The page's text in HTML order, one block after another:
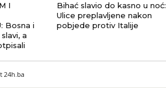
I
Bosna i
a
Bihać slavio do kasno u noć:
Ulice preplavljene nakon
pobjede protiv Italije
24h.ba